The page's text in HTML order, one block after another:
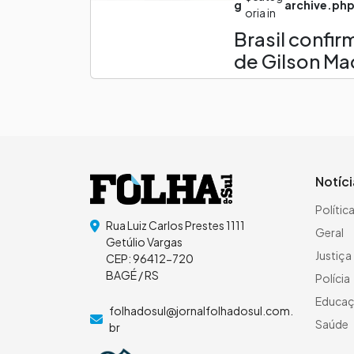
g
oria in
archive.php
Brasil
de Gilson
Rua Luiz Carlos Prestes 1111
Getúlio Vargas
CEP: 96412-720
BAGÉ / RS
folhadosul@jornalfolhadosul.com.
br
Política
Geral
Justiça
Polícia
Saúde